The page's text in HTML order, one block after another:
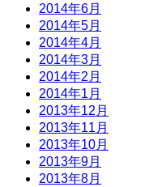
2014年6月
2014年5月
2014年4月
2014年3月
2014年2月
2014年1月
2013年12月
2013年11月
2013年10月
2013年9月
2013年8月